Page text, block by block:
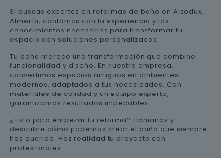
Si buscas expertos en reformas de baño en Alsodux,
Almería, contamos con la experiencia y los
conocimientos necesarios para transformar tu
espacio con soluciones personalizadas.
Tu baño merece una transformación que combine
funcionalidad y diseño. En nuestra empresa,
convertimos espacios antiguos en ambientes
modernos, adaptados a tus necesidades. Con
materiales de calidad y un equipo experto,
garantizamos resultados impecables.
¿Listo para empezar tu reforma? Llámanos y
descubre cómo podemos crear el baño que siempre
has querido. Haz realidad tu proyecto con
profesionales.